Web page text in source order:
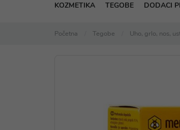
KOZMETIKA TEGOBE DODACI
Početna Tegobe Uho, grlo, nos,